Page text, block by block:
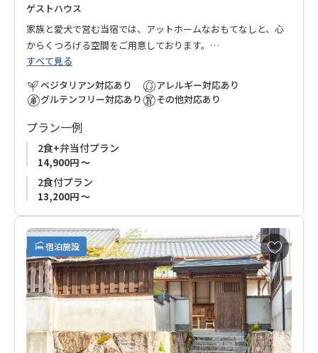
ゲストハウス
家族と愛犬で営む当宿では、アットホームなおもてなしと、心
からくつろげる空間をご用意しております。
旅の疲れを癒し、夜には満天の星空が広がり、自然と一体にな
るような特別な時間をお楽しみいただけます。
食事は地元の旬の食材をふんだんに使用し、「地産地消」をモ
ットーにしています。
ベジタリアンやその他の食事制限にも柔軟に対応し、皆さまに
安心してお楽しみいただけます。
熊野古道を歩き、心と体をリフレッシュした後は、「BOND」で
【ご注意】
常駐の犬がおります。
犬アレルギーをお持ちの場合や、苦手な方はご利用をご遠慮く
ださい。
ご理解をいただきました上でのご予約をお願いいたします。
すべて見る
ベジタリアン対応あり
グルテンフリー対応あり
アレルギー対応あり
その他対応あり
プラン一例
2食+弁当付プラン
14,900円 ～
2食付プラン
13,200円 ～
宿泊施設
お
気
に
入
り
追
加